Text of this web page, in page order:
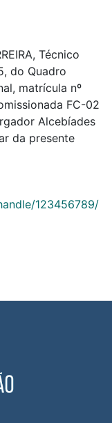
Técnico
do Quadro
matrícula nº
FC-02
Alcebíades
da presente
123456789/